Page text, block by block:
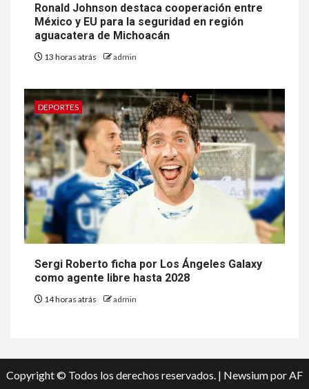
Ronald Johnson destaca cooperación entre
México y EU para la seguridad en región
aguacatera de Michoacán
13 horas atrás admin
DEPORTES
Sergi Roberto ficha por Los Ángeles Galaxy
como agente libre hasta 2028
14 horas atrás admin
Copyright © Todos los derechos reservados. | Newsiumpor AF